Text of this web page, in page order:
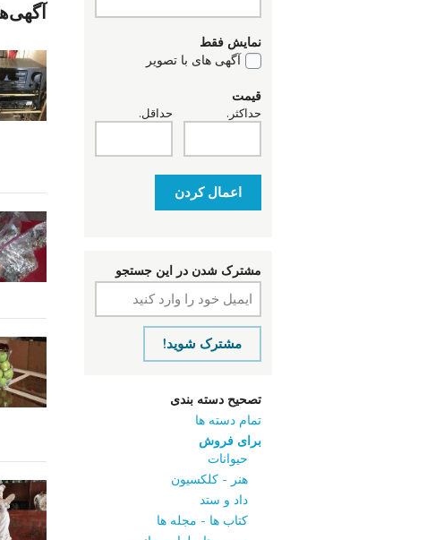
نمایش فقط
آگهی های با تصویر
قیمت
حداقل. حداکثر.
اعمال کردن
مشترک شدن در این جستجو
مشترک شوید!
تصحیح دسته بندی
تمام دسته ها
برای فروش
حیوانات
هنر - کلکسیون
داد و ستد
کتاب‌ ها - مجله‌ ها